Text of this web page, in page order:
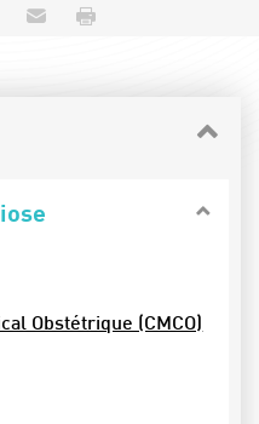
Facebook
sur Twitter
Partager sur LinkedIn
Envoyer par e-mail
Obstétrique (CMCO)